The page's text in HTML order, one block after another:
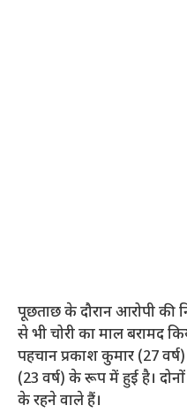
पूछताछ के दौरान आरोपी की
से भी चोरी का माल बरामद
पहचान प्रकाश कुमार (27
(23 वर्ष) के रूप में हुई है।
के रहने वाले हैं।